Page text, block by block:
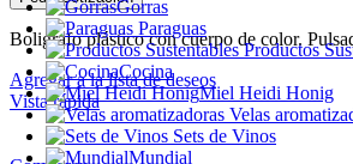
Gorras
Paraguas
Productos
Cocina
Miel Heidi Honig
Velas
Sets de Vinos
Mundial
Boligrafo plástico con cuerpo de color.
Agregar a la lista de deseos
Vista rápida